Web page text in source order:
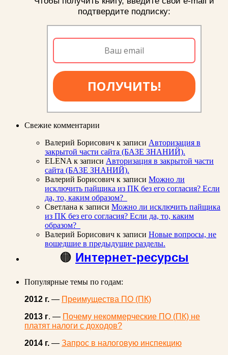
подтвердите подписку:
ПОЛУЧИТЬ!
Свежие комментарии
Валерий Борисович к записи Авторизация в
закрытой части сайта (БАЗЕ ЗНАНИЙ).
ELENA к записи Авторизация в закрытой части
сайта (БАЗЕ ЗНАНИЙ).
Валерий Борисович к записи Можно ли
исключить пайщика из ПК без его согласия? Если
да, то, каким образом?
Светлана к записи Можно ли исключить пайщика
из ПК без его согласия? Если да, то, каким
образом?
Валерий Борисович к записи Новые вопросы, не
вошедшие в предыдущие разделы.
🟠 Интернет-ресурсы
Популярные темы по годам:
2012 г. — Преимущества ПО (ПК)
2013 г. — Почему некоммерческие ПО (ПК) не
платят налоги с доходов?
2014 г. — Запрос в налоговую инспекцию